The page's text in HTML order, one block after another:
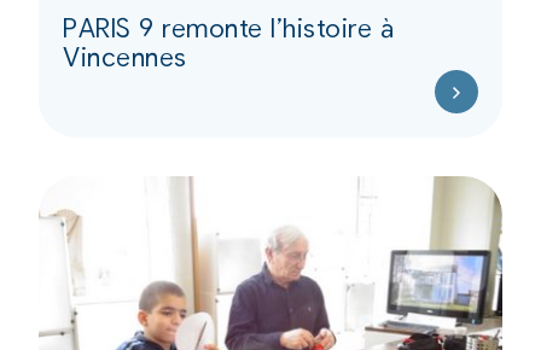
PARIS 9 remonte l’histoire à
Vincennes